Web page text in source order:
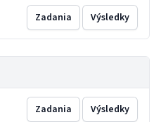
Zadania Výsledky
Zadania Výsledky